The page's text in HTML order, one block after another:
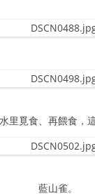
里覓食、再餵食，
藍山雀。